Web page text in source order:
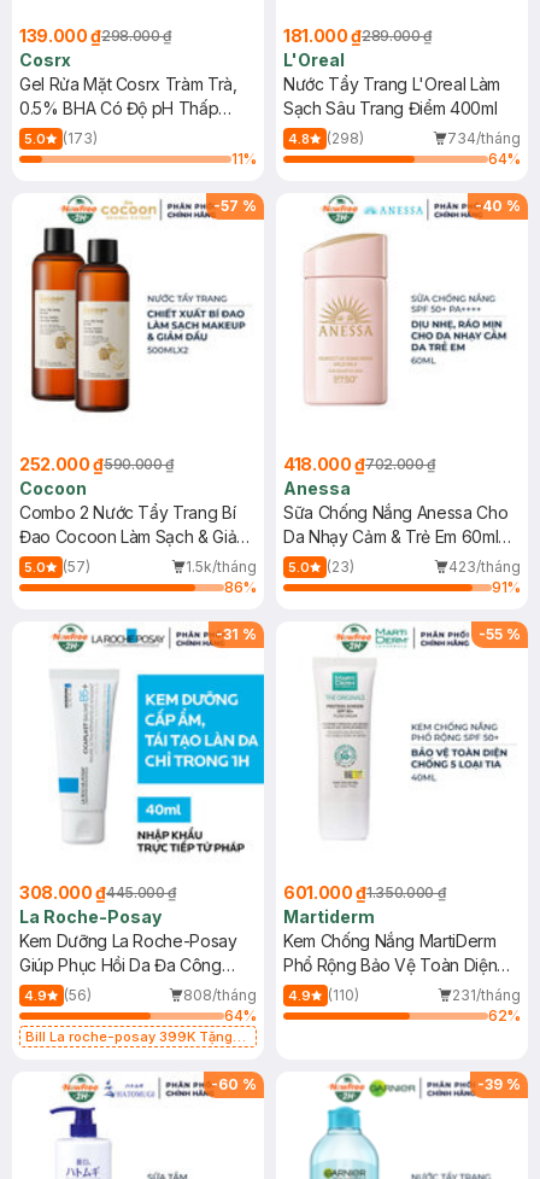
139.000 ₫298.000 ₫
Cosrx
Gel Rửa Mặt Cosrx Tràm Trà,
0.5% BHA Có Độ pH Thấp
150ml
5.0
(173)
11%
181.000 ₫289.000 ₫
L'Oreal
Nước Tẩy Trang L'Oreal Làm
Sạch Sâu Trang Điểm 400ml
4.8 (298)
734/tháng
64%
-57 %
252.000 ₫590.000 ₫
Cocoon
Combo 2 Nước Tẩy Trang Bí
Đao Cocoon Làm Sạch & Giảm
Dầu 500ml
5.0 (57)
1.5k/tháng
86%
-40 %
418.000 ₫702.000 ₫
Anessa
Sữa Chống Nắng Anessa Cho
Da Nhạy Cảm & Trẻ Em 60ml
(Mới)
5.0 (23)
423/tháng
91%
-31 %
308.000 ₫445.000 ₫
La Roche-Posay
Kem Dưỡng La Roche-Posay
Giúp Phục Hồi Da Đa Công
Dụng 40ml
4.9 (56)
808/tháng
64%
Bill La roche-posay 399K Tặng
(SL có hạn)
-55 %
601.000 ₫1.350.000 ₫
Martiderm
Kem Chống Nắng MartiDerm
Phổ Rộng Bảo Vệ Toàn Diện
40ml
4.9 (110)
231/tháng
62%
-60 % -39 %